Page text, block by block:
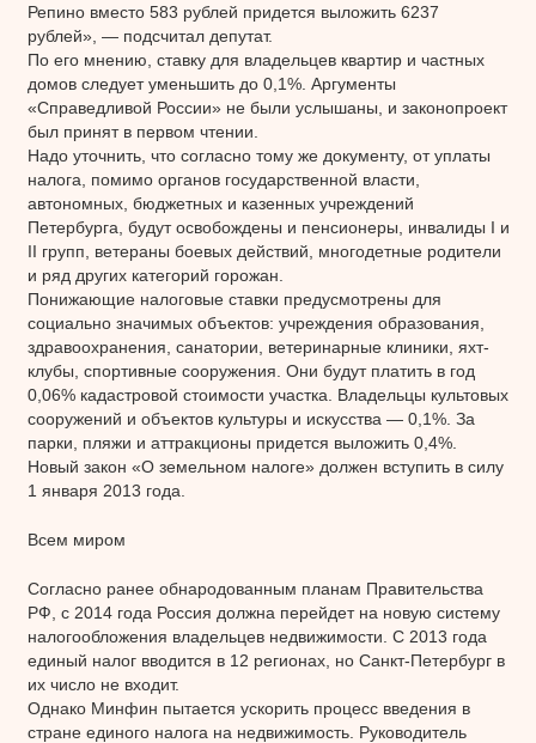
Репино вместо 583 рублей придется выложить 6237
рублей», — подсчитал депутат.
По его мнению, ставку для владельцев квартир и частных
домов следует уменьшить до 0,1%. Аргументы
«Справедливой России» не были услышаны, и законопроект
был принят в первом чтении.
Надо уточнить, что согласно тому же документу, от уплаты
налога, помимо органов государственной власти,
автономных, бюджетных и казенных учреждений
Петербурга, будут освобождены и пенсионеры, инвалиды I и
II групп, ветераны боевых действий, многодетные родители
и ряд других категорий горожан.
Понижающие налоговые ставки предусмотрены для
социально значимых объектов: учреждения образования,
здравоохранения, санатории, ветеринарные клиники, яхт-
клубы, спортивные сооружения. Они будут платить в год
0,06% кадастровой стоимости участка. Владельцы культовых
сооружений и объектов культуры и искусства — 0,1%. За
парки, пляжи и аттракционы придется выложить 0,4%.
Новый закон «О земельном налоге» должен вступить в силу
1 января 2013 года.
Всем миром
Согласно ранее обнародованным планам Правительства
РФ, с 2014 года Россия должна перейдет на новую систему
налогообложения владельцев недвижимости. С 2013 года
единый налог вводится в 12 регионах, но Санкт-Петербург в
их число не входит.
Однако Минфин пытается ускорить процесс введения в
стране единого налога на недвижимость. Руководитель